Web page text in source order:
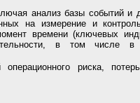
анализ базы событий и
на измерение и
времени (ключевых
в том числе в
операционного риска,